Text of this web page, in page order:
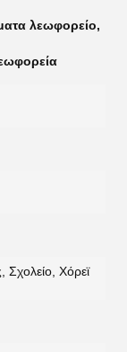
λεωφορείο,
Σχολείο, Χόρεϊ